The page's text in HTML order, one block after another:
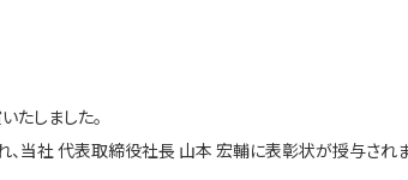
たしました。
、当社 代表取締役社長 山本 宏輔に表彰状が授与されま